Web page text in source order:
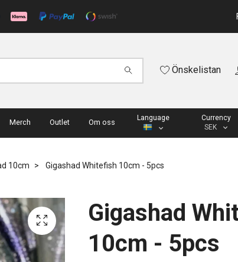
Önskelistan
Merch Outlet Om oss Language
Currency
SEK
10cm Gigashad Whitefish 10cm - 5pcs
Gigashad
10cm - 5pcs